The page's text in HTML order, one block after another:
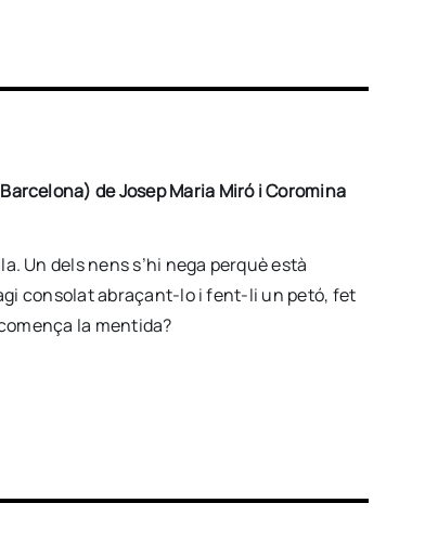
de Josep Maria Miró i Coromina
Un dels nens s’hi nega perquè està
consolat abraçant-lo i fent-li un petó, fet
la mentida?